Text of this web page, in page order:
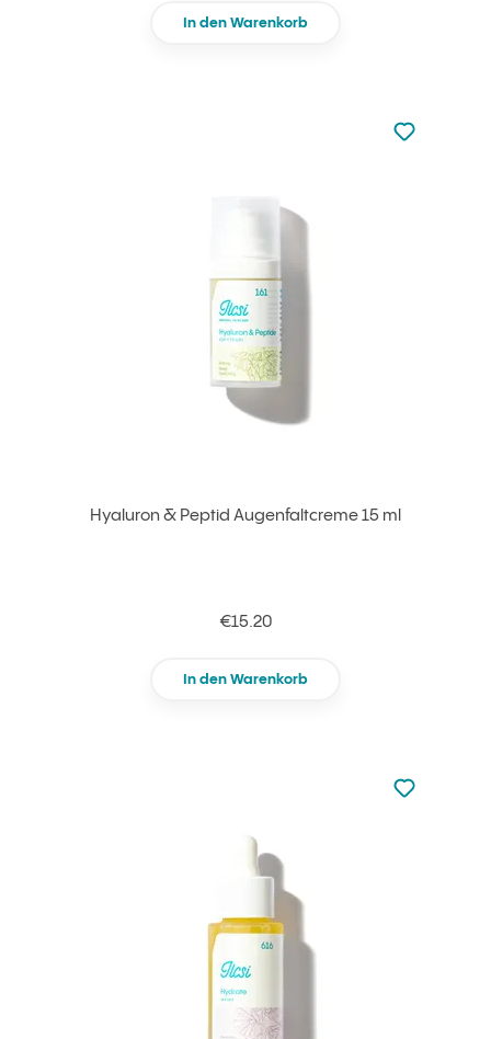
In den Warenkorb
Hyaluron & Peptid Augenfaltcreme 15 ml
€15.20
In den Warenkorb
zu den
zu Ihren
zu den
zu Ihren